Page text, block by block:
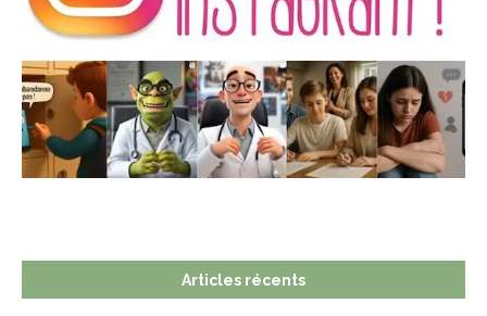
Articles récents